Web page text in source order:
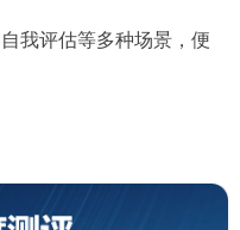
我评估等多种场景，便